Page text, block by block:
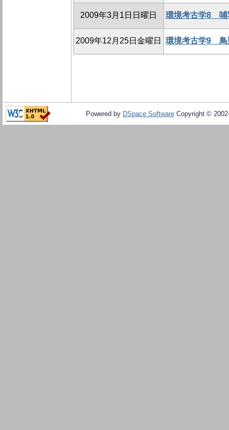
2009年3月1日日曜日 環境考古学8 哺
2009年12月25日金曜日 環境考古学9 鳥
Powered by DSpace Software Copyright ©